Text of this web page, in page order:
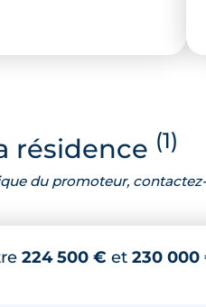
résidence (1)
du promoteur,
224 500 € et 230 000